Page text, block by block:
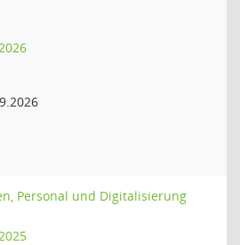
Personal und Digitalisierung